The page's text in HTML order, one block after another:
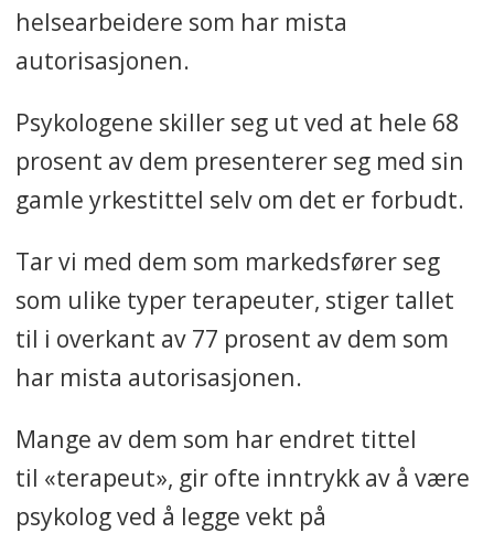
helsearbeidere som har mista
autorisasjonen.
Psykologene skiller seg ut ved at hele 68
prosent av dem presenterer seg med sin
gamle yrkestittel selv om det er forbudt.
Tar vi med dem som markedsfører seg
som ulike typer terapeuter, stiger tallet
til i overkant av 77 prosent av dem som
har mista autorisasjonen.
Mange av dem som har endret tittel
til «terapeut», gir ofte inntrykk av å være
psykolog ved å legge vekt på